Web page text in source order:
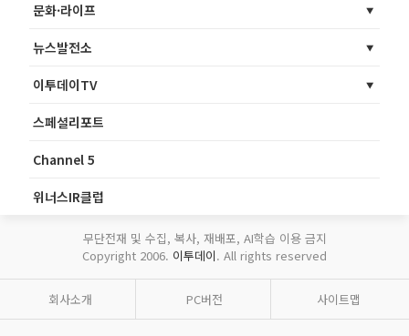
문화·라이프
뉴스발전소
이투데이TV
스페셜리포트
Channel 5
위너스IR클럽
무단전재 및 수집, 복사, 재배포, AI학습 이용 금지
Copyright 2006. 이투데이. All rights reserved
회사소개 PC버전 사이트맵